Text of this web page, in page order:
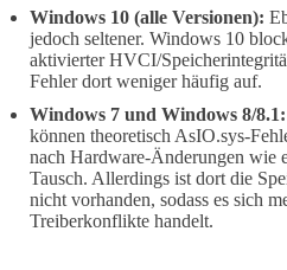
Windows 10 (alle Versionen):
jedoch seltener. Windows 10
aktivierter HVCI/
Fehler dort weniger häufig auf.
Windows 7 und Windows 8/8.1:
können theoretisch AsIO.sys-
nach Hardware-Änderungen wie
Tausch. Allerdings ist dort die
nicht vorhanden, sodass es sich
Treiberkonflikte handelt.